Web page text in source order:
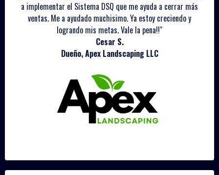
a implementar el Sistema DSQ que me ayuda a cerrar más
ventas. Me a ayudado muchisimo. Ya estoy creciendo y
logrando mis metas. Vale la pena!!"
Cesar S.
Dueño, Apex Landscaping LLC